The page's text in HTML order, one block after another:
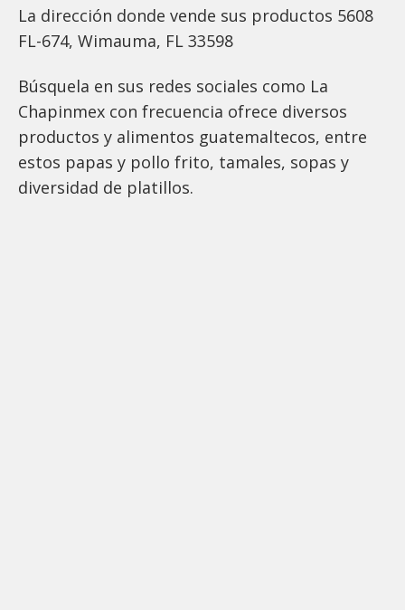
La dirección donde vende sus productos 5608
FL-674, Wimauma, FL 33598
Búsquela en sus redes sociales como La
Chapinmex con frecuencia ofrece diversos
productos y alimentos guatemaltecos, entre
estos papas y pollo frito, tamales, sopas y
diversidad de platillos.